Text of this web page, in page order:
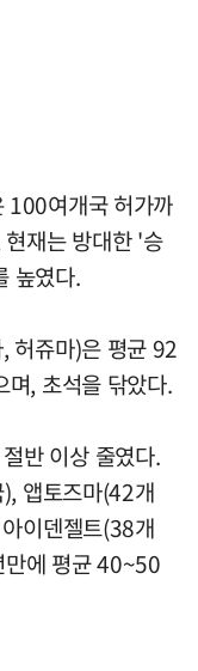
100여개국 허가까
재는 방대한 '승
높였다.
허쥬마)은 평균 92
며, 초석을 닦았다.
반 이상 줄였다.
앱토즈마(42개
이덴젤트(38개
만에 평균 40~50